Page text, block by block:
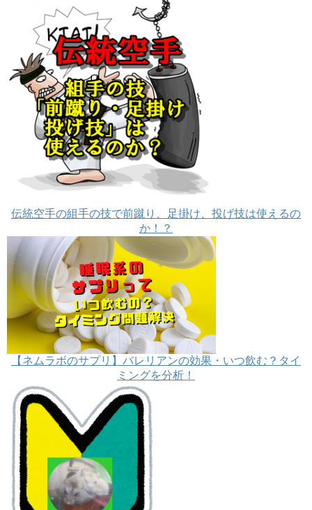
伝統空手の組手の技で前蹴り、足掛け、投げ技は使えるの
か！？
【ネムラボのサプリ】バレリアンの効果・いつ飲む？タイ
ミングを分析！